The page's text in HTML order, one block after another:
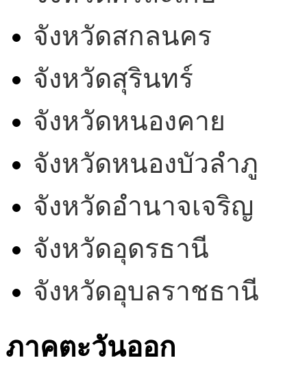
จังหวัดสกลนคร
จังหวัดสุรินทร์
จังหวัดหนองคาย
จังหวัดหนองบัวลำภู
จังหวัดอำนาจเจริญ
จังหวัดอุดรธานี
จังหวัดอุบลราชธานี
ภาคตะวันออก